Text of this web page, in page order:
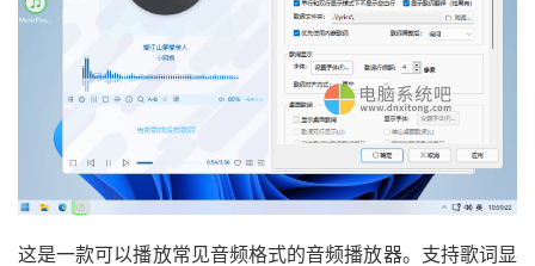
这是一款可以播放常见音频格式的音频播放器。支持歌词显